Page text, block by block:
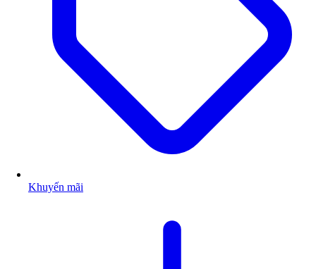
Khuyến mãi